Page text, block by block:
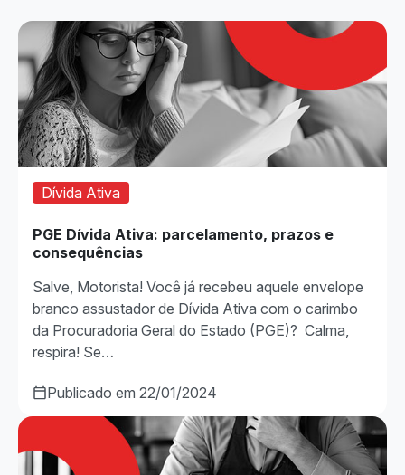
Dívida Ativa
PGE Dívida Ativa: parcelamento, prazos e
consequências
Salve, Motorista! Você já recebeu aquele envelope
branco assustador de Dívida Ativa com o carimbo
da Procuradoria Geral do Estado (PGE)? Calma,
respira! Se…
Publicado em 22/01/2024